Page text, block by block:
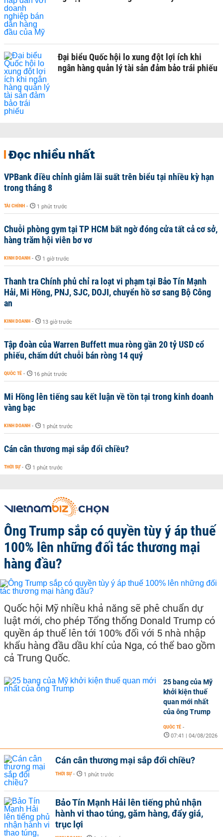
Đại biểu Quốc hội lo xung đột lợi ích khi
ngân hàng quản lý tài sản đảm bảo trái phiếu
Đọc nhiều nhất
VPBank điều chỉnh giảm lãi suất trên biểu tại nhiều kỳ hạn
trong tháng 8
TÀI CHÍNH - 1 phút trước
Chuỗi phòng gym tại TP HCM bất ngờ đóng cửa tất cả cơ sở,
hàng trăm hội viên bơ vơ
KINH DOANH - 1 giờ trước
Thanh tra Chính phủ chỉ ra loạt vi phạm tại Bảo Tín Mạnh
Hải, Mi Hồng, PNJ, SJC, DOJI, chuyển hồ sơ sang Bộ Công
an
KINH DOANH - 13 giờ trước
Tập đoàn của Warren Buffett mua ròng gần 20 tỷ USD cổ
phiếu, chấm dứt chuỗi bán ròng 14 quý
QUỐC TẾ - 16 phút trước
Mi Hồng lên tiếng sau kết luận về tồn tại trong kinh doanh
vàng bạc
KINH DOANH - 1 phút trước
Cán cân thương mại sắp đổi chiều?
THỜI SỰ - 1 phút trước
Ông Trump sắp có quyền tùy ý áp thuế
100% lên những đối tác thương mại
hàng đầu?
Quốc hội Mỹ nhiều khả năng sẽ phê chuẩn dự
luật mới, cho phép Tổng thống Donald Trump có
quyền áp thuế lên tới 100% đối với 5 nhà nhập
khẩu hàng đầu dầu khí của Nga, có thể bao gồm
cả Trung Quốc.
25 bang của Mỹ
khởi kiện thuế
quan mới nhất
của ông Trump
QUỐC TẾ -
07:41 | 04/08/2026
Cán cân thương mại sắp đổi chiều?
THỜI SỰ - 1 phút trước
Bảo Tín Mạnh Hải lên tiếng phủ nhận
hành vi thao túng, găm hàng, đẩy giá,
trục lợi